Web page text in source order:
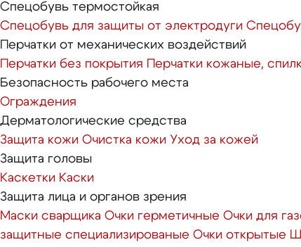
Спецобувь термостойкая
Спецобувь для защиты от электродуги
Перчатки от механических воздействий
Перчатки без покрытия Перчатки кожаные,
Безопасность рабочего места
Ограждения
Дерматологические средства
Защита кожи Очистка кожи Уход за кожей
Защита головы
Каскетки Каски
Защита лица и органов зрения
Маски сварщика Очки герметичные Очки для
защитные специализированые Очки открытые